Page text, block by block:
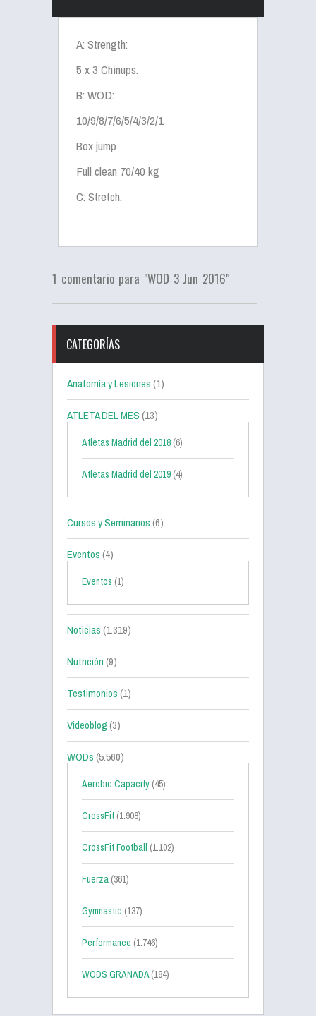
A: Strength:
5 x 3 Chinups.
B: WOD:
10/9/8/7/6/5/4/3/2/1
Box jump
Full clean 70/40 kg
C: Stretch.
1 comentario para "WOD 3 Jun 2016"
CATEGORÍAS
Anatomía y Lesiones(1)
ATLETA DEL MES(13)
Atletas Madrid del 2018 (6)
Atletas Madrid del 2019 (4)
Cursos y Seminarios(6)
Eventos(4)
Eventos (1)
Noticias(1.319)
Nutrición(9)
Testimonios(1)
Videoblog(3)
WODs(5.560)
Aerobic Capacity (45)
CrossFit (1.908)
CrossFit Football (1.102)
Fuerza (361)
Gymnastic (137)
Performance (1.746)
WODS GRANADA(184)